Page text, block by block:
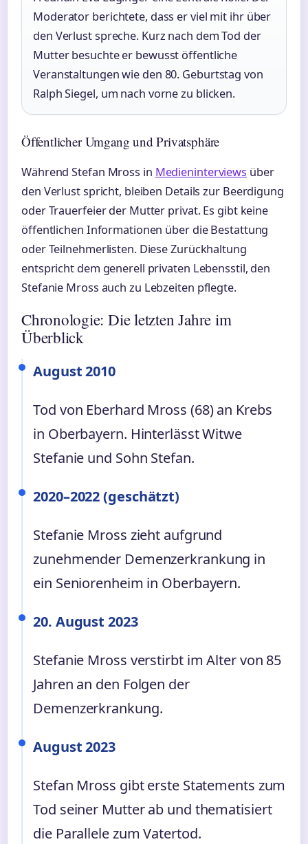
Moderator berichtete, dass er viel mit ihr über
den Verlust spreche. Kurz nach dem Tod der
Mutter besuchte er bewusst öffentliche
Veranstaltungen wie den 80. Geburtstag von
Ralph Siegel, um nach vorne zu blicken.
Öffentlicher Umgang und Privatsphäre
Während Stefan Mross in Medieninterviews über
den Verlust spricht, bleiben Details zur Beerdigung
oder Trauerfeier der Mutter privat. Es gibt keine
öffentlichen Informationen über die Bestattung
oder Teilnehmerlisten. Diese Zurückhaltung
entspricht dem generell privaten Lebensstil, den
Stefanie Mross auch zu Lebzeiten pflegte.
Chronologie: Die letzten Jahre im
Überblick
August 2010
Tod von Eberhard Mross (68) an Krebs
in Oberbayern. Hinterlässt Witwe
Stefanie und Sohn Stefan.
2020–2022 (geschätzt)
Stefanie Mross zieht aufgrund
zunehmender Demenzerkrankung in
ein Seniorenheim in Oberbayern.
20. August 2023
Stefanie Mross verstirbt im Alter von 85
Jahren an den Folgen der
Demenzerkrankung.
August 2023
Stefan Mross gibt erste Statements zum
Tod seiner Mutter ab und thematisiert
die Parallele zum Vatertod.